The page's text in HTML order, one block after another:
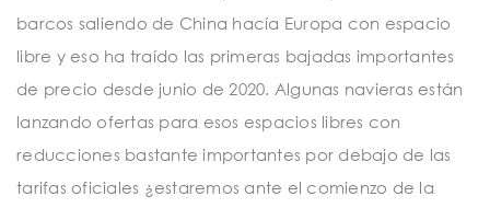
barcos saliendo de China hacía Europa con espacio
libre y eso ha traído las primeras bajadas importantes
de precio desde junio de 2020. Algunas navieras están
lanzando ofertas para esos espacios libres con
reducciones bastante importantes por debajo de las
tarifas oficiales ¿estaremos ante el comienzo de la